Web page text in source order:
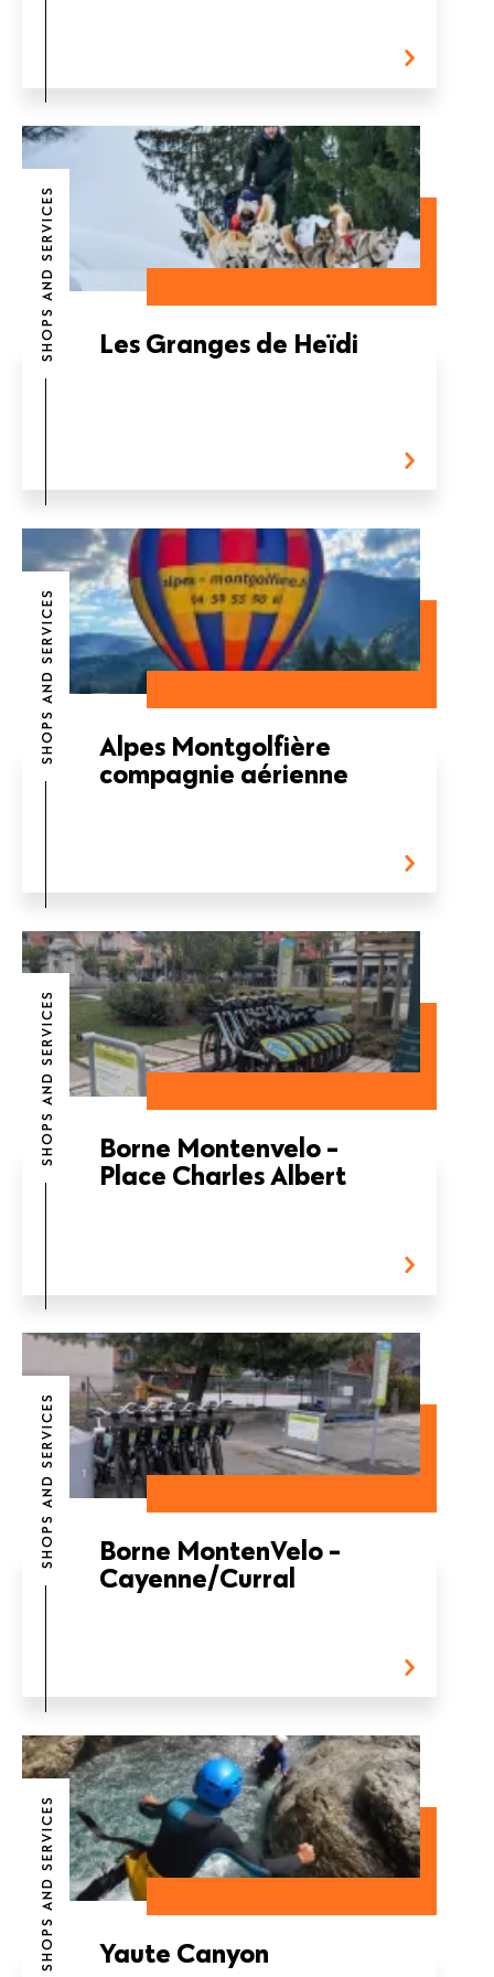
SHOPS AND SERVICES Les Granges de Heïdi
SHOPS AND SERVICES
Alpes Montgolfière
compagnie aérienne
SHOPS AND SERVICES
Borne Montenvelo -
Place Charles Albert
SHOPS AND SERVICES
Borne MontenVelo -
Cayenne/Curral
SHOPS AND SERVICES Yaute Canyon